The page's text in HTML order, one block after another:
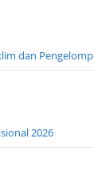
dan
2026